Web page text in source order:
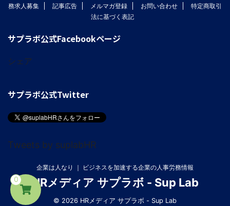
務求人募集
記事広告 メルマガ登録 お問い合わせ
特定商取引
法に基づく表記
サプラボ公式Facebookページ
シェア
サプラボ公式Twitter
Tweets by suplabHR
企業は人なり ｜ ビジネスを加速する企業の人事労務情報
HRメディア サプラボ - Sup Lab
© 2026 HRメディア サプラボ - Sup Lab
0